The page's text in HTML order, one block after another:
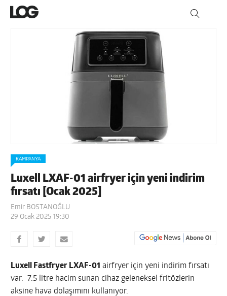
KAMPANYA
Luxell LXAF-01 airfryer için yeni indirim
fırsatı [Ocak 2025]
Emir BOSTANOĞLU
29 Ocak 2025 19:30
Luxell Fastfryer LXAF-01 airfryer için yeni indirim fırsatı
var. 7.5 litre hacim sunan cihaz geleneksel fritözlerin
aksine hava dolaşımını kullanıyor.